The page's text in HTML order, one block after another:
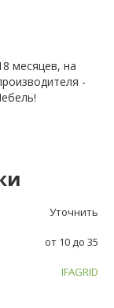
месяцев, на
-
Уточнить
от 10 до 35
IFAGRID